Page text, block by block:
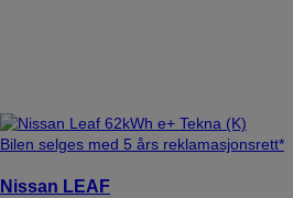
Bilen selges med 5 års reklamasjonsrett*
Nissan LEAF